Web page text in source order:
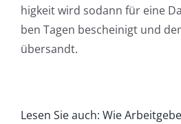
hig­keit wird sodann für eine
ben Tagen beschei­nigt und
übersandt.
Lesen Sie auch: Wie